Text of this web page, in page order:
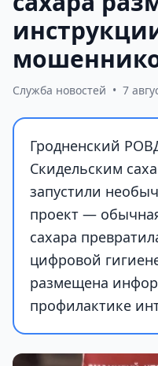
Служба новостей • 7
Гродненский
Скидельским
запустили
проект —
сахара
цифровой
размещена
профилактике